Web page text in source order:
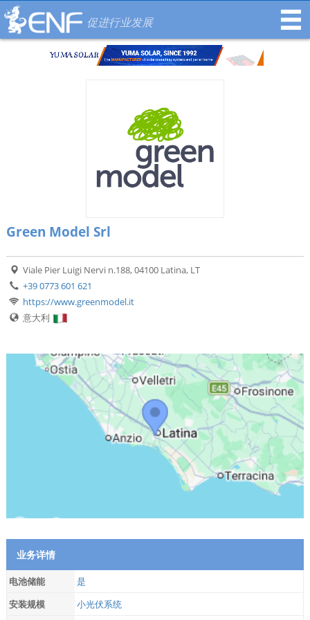
促进行业发展
Green Model Srl
Viale Pier Luigi Nervi n.188, 04100 Latina, LT
+39 0773 601 621
https://www.greenmodel.it
意大利
业务详情
电池储能
是
安装规模
小光伏系统